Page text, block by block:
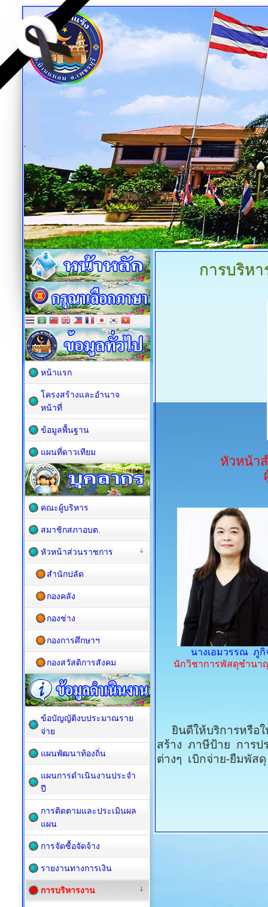
การบริหา
หัวหน้า
นางเอมวรรณ ภูกิ
นักวิชาการพัสดุชำนา
ยินดีให้บริการหรือใ
สร้าง ภาษีป้าย การ
ต่างๆ เบิกจ่าย-ยืมพัส
หน้าแรก
โครงสร้างและอำนาจ
หน้าที่
ข้อมูลพื้นฐาน
แผนที่ดาวเทียม
คณะผู้บริหาร
สมาชิกสภาอบต.
หัวหน้าส่วนราชการ
สำนักปลัด
กองคลัง
กองช่าง
กองการศึกษาฯ
กองสวัสดิการสังคม
ข้อบัญญัติงบประมาณราย
จ่าย
แผนพัฒนาท้องถิ่น
แผนการดำเนินงานประจำ
ปี
การติดตามและประเมินผล
แผน
การจัดซื้อจัดจ้าง
รายงานทางการเงิน
การบริหารงาน